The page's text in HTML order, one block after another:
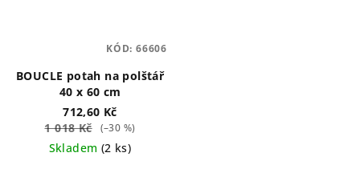
BOUCLE potah na polštář
40 x 60 cm
712,60 Kč
1 018 Kč
(–30 %)
Skladem (2 ks)
KÓD: 66606